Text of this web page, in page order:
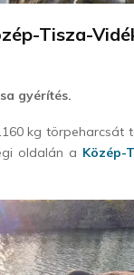
Tisza-
gyérítés.
kg
oldalán a Közép-